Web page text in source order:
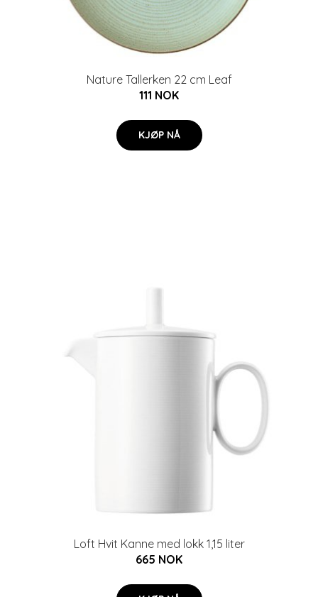
Nature Tallerken 22 cm Leaf
111 NOK
KJØP NÅ
Loft Hvit Kanne med lokk 1,15 liter
665 NOK